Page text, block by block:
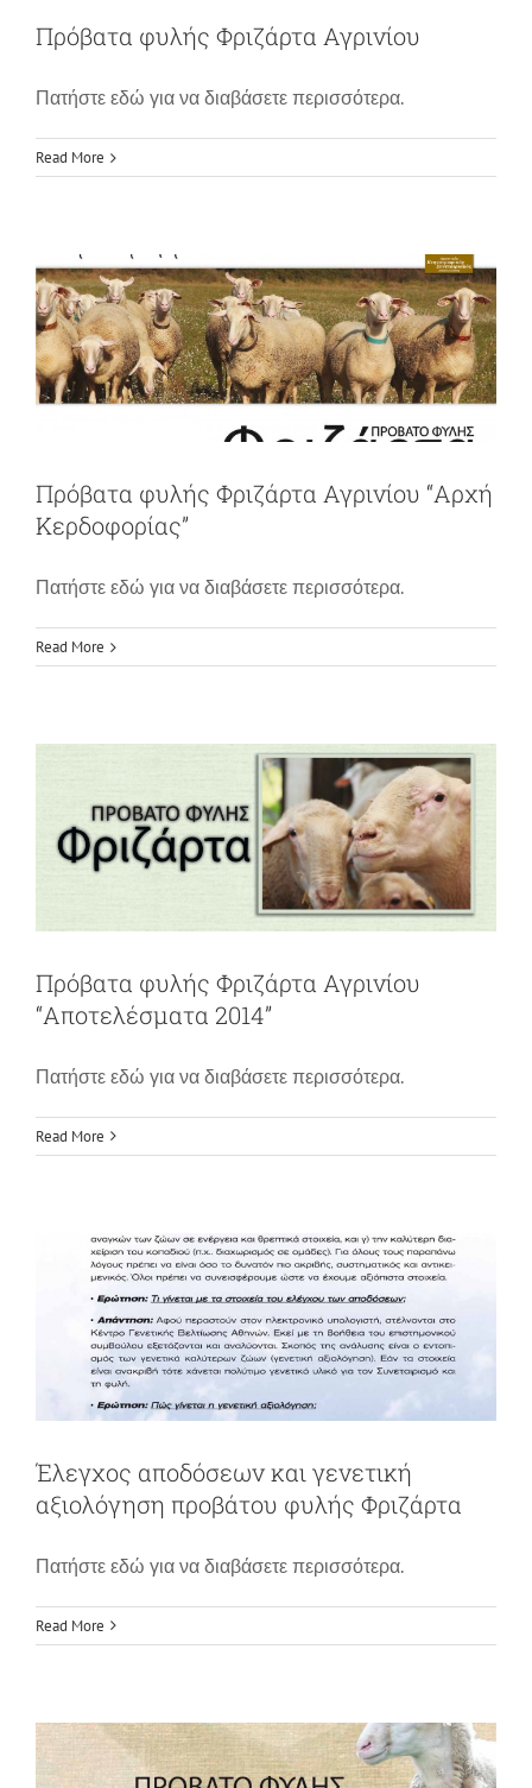
Πρόβατα φυλής Φριζάρτα Αγρινίου
Πατήστε εδώ για να διαβάσετε περισσότερα.
Read MoreΠρόβατα φυλής Φριζάρτα Αγρινίου
Πρόβατα φυλής Φριζάρτα Αγρινίου “Αρχή
Κερδοφορίας”
Πατήστε εδώ για να διαβάσετε περισσότερα.
Read MoreΠρόβατα φυλής Φριζάρτα Αγρινίου
Πρόβατα φυλής Φριζάρτα Αγρινίου
“Αποτελέσματα 2014”
Πατήστε εδώ για να διαβάσετε περισσότερα.
Read MoreΈλεγχος αποδόσεων και γενετική
Έλεγχος αποδόσεων και γενετική
αξιολόγηση προβάτου φυλής Φριζάρτα
Πατήστε εδώ για να διαβάσετε περισσότερα.
Read More
Αποτελέσματα 2010